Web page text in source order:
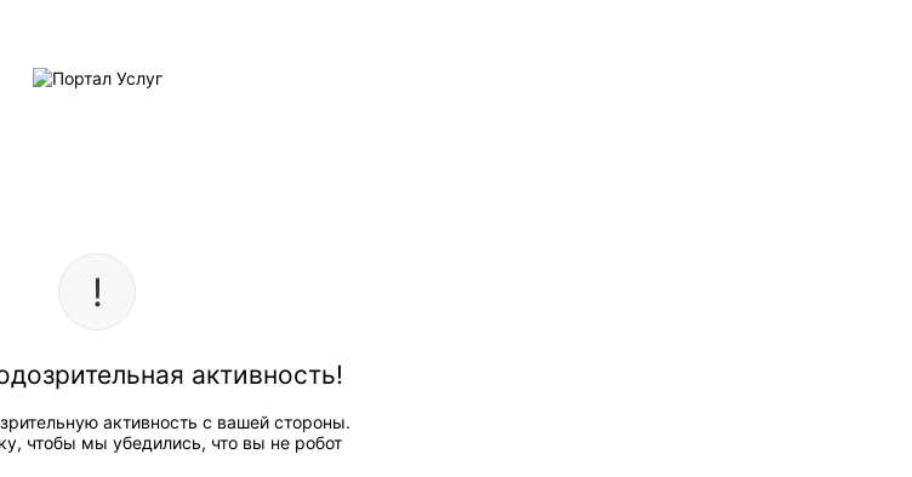
активность!
активность с вашей стороны.
чтобы мы убедились, что вы не робот